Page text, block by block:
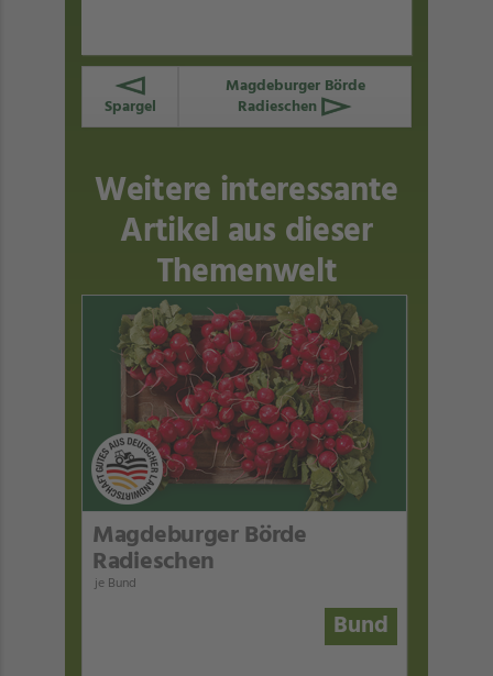
Spargel
Magdeburger Börde
Radieschen
Weitere interessante
Artikel aus dieser
Themenwelt
Bund
Magdeburger Börde
Radieschen
je Bund